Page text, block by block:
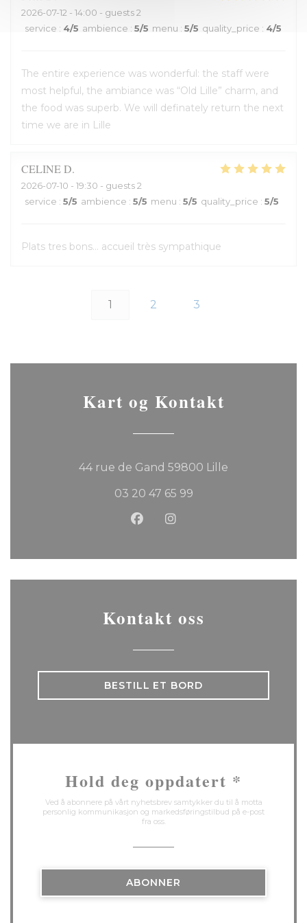
2026-07-12 - 14:00 - guests 2
service : 4/5 ambience : 5/5 menu : 5/5 quality_price : 4/5
The entire experience was wonderful: the staff were
most helpful, the ambiance was “Old Lille” charm, and
the food was superb. We will definately return the next
time we are in Lille
CELINED
2026-07-10 - 19:30 - guests 2
service : 5/5 ambience : 5/5 menu : 5/5 quality_price : 5/5
Plats tres bons... accueil très sympathique
1 2 3
Kart og Kontakt
44 rue de Gand 59800 Lille
03 20 47 65 99
Facebook ((åpner i et nytt
Instagram ((åpner i
Kontakt oss
BESTILL ET BORD
Hold deg oppdatert *
Ved å abonnere på vårt nyhetsbrev samtykker du til å motta
personlig kommunikasjon og markedsføringstilbud på e-post
fra oss.
ABONNER